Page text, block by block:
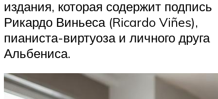
издания, которая содержит подпись
Рикардо Виньеса (Ricardo Viñes),
пианиста-виртуоза и личного друга
Альбениса.